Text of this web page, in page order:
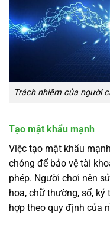
Trách nhiệm của người
Tạo mật khẩu mạnh
Việc tạo mật khẩu
chóng để bảo vệ tài
phép. Người chơi nên
hoa, chữ thường, số,
hợp theo quy định của